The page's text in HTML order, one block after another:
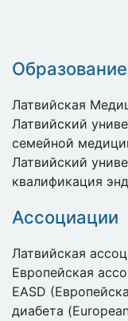
Образование
Латвийская
Латвийский
семейной
Латвийский
квалификация
Ассоциации
Латвийская
Европейская
EASD
диабета